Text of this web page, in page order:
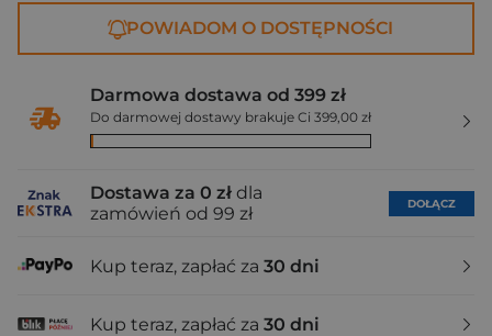
POWIADOM O DOSTĘPNOŚCI
Darmowa dostawa od 399 zł
Do darmowej dostawy brakuje Ci 399,00 zł
Dostawa za 0 zł dla
zamówień od 99 zł
DOŁĄCZ
Kup teraz, zapłać za 30 dni
Kup teraz, zapłać za 30 dni